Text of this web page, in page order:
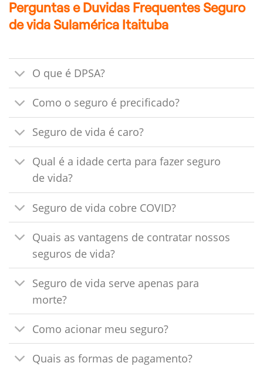
Perguntas e Duvidas Frequentes Seguro
de vida Sulamérica Itaituba
O que é DPSA?
Como o seguro é precificado?
Seguro de vida é caro?
Qual é a idade certa para fazer seguro
de vida?
Seguro de vida cobre COVID?
Quais as vantagens de contratar nossos
seguros de vida?
Seguro de vida serve apenas para
morte?
Como acionar meu seguro?
Quais as formas de pagamento?